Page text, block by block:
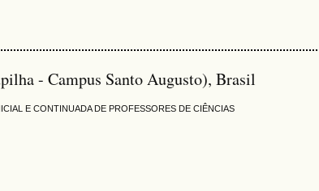
- Campus Santo Augusto), Brasil
E CONTINUADA DE PROFESSORES DE CIÊNCIAS